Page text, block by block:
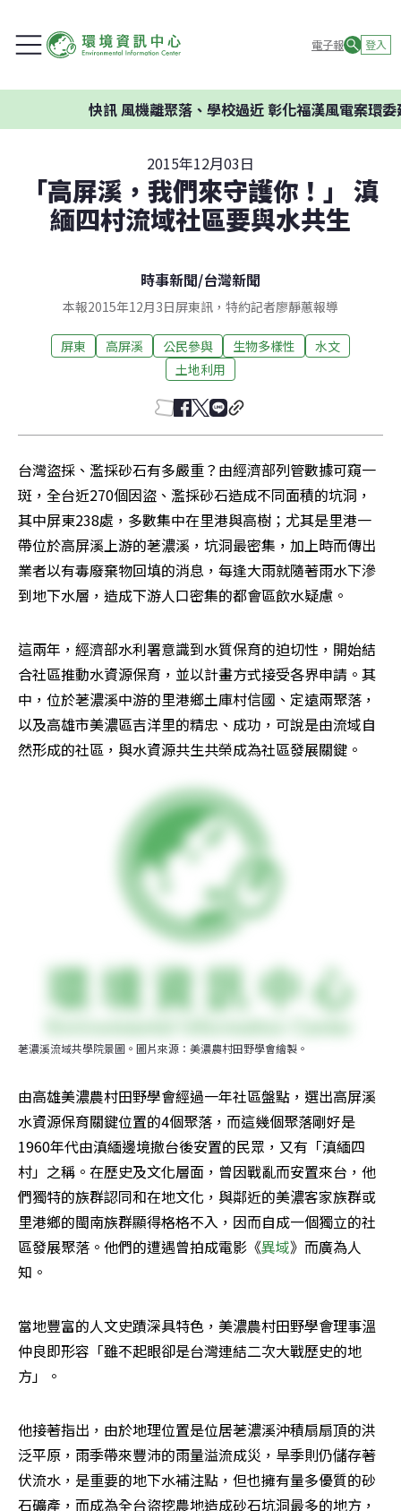
電子報 登入
風機離聚落、學校過近 彰化福漢風電案環委建議不
2015年12月03日
「高屏溪，我們來守護你！」 滇
緬四村流域社區要與水共生
時事新聞/台灣新聞
本報2015年12月3日屏東訊，特約記者廖靜蕙報導
屏東 高屏溪 公民參與 生物多樣性
水文
土地利用
台灣盜採、濫採砂石有多嚴重？由經濟部列管數據可窺一
斑，全台近270個因盜、濫採砂石造成不同面積的坑洞，
其中屏東238處，多數集中在里港與高樹；尤其是里港一
帶位於高屏溪上游的荖濃溪，坑洞最密集，加上時而傳出
業者以有毒廢棄物回填的消息，每逢大雨就隨著雨水下滲
到地下水層，造成下游人口密集的都會區飲水疑慮。
這兩年，經濟部水利署意識到水質保育的迫切性，開始結
合社區推動水資源保育，並以計畫方式接受各界申請。其
中，位於荖濃溪中游的里港鄉土庫村信國、定遠兩聚落，
以及高雄市美濃區吉洋里的精忠、成功，可說是由流域自
然形成的社區，與水資源共生共榮成為社區發展關鍵。
荖濃溪流域共學院景圖。圖片來源：美濃農村田野學會繪製。
由高雄美濃農村田野學會經過一年社區盤點，選出高屏溪
水資源保育關鍵位置的4個聚落，而這幾個聚落剛好是
1960年代由滇緬邊境撤台後安置的民眾，又有「滇緬四
村」之稱。在歷史及文化層面，曾因戰亂而安置來台，他
們獨特的族群認同和在地文化，與鄰近的美濃客家族群或
里港鄉的閩南族群顯得格格不入，因而自成一個獨立的社
區發展聚落。他們的遭遇曾拍成電影《異域》而廣為人
知。
當地豐富的人文史蹟深具特色，美濃農村田野學會理事溫
仲良即形容「雖不起眼卻是台灣連結二次大戰歷史的地
方」。
他接著指出，由於地理位置是位居荖濃溪沖積扇扇頂的洪
泛平原，雨季帶來豐沛的雨量溢流成災，旱季則仍儲存著
伏流水，是重要的地下水補注點，但也擁有量多優質的砂
石礦產，而成為全台盜挖農地造成砂石坑洞最多的地方，